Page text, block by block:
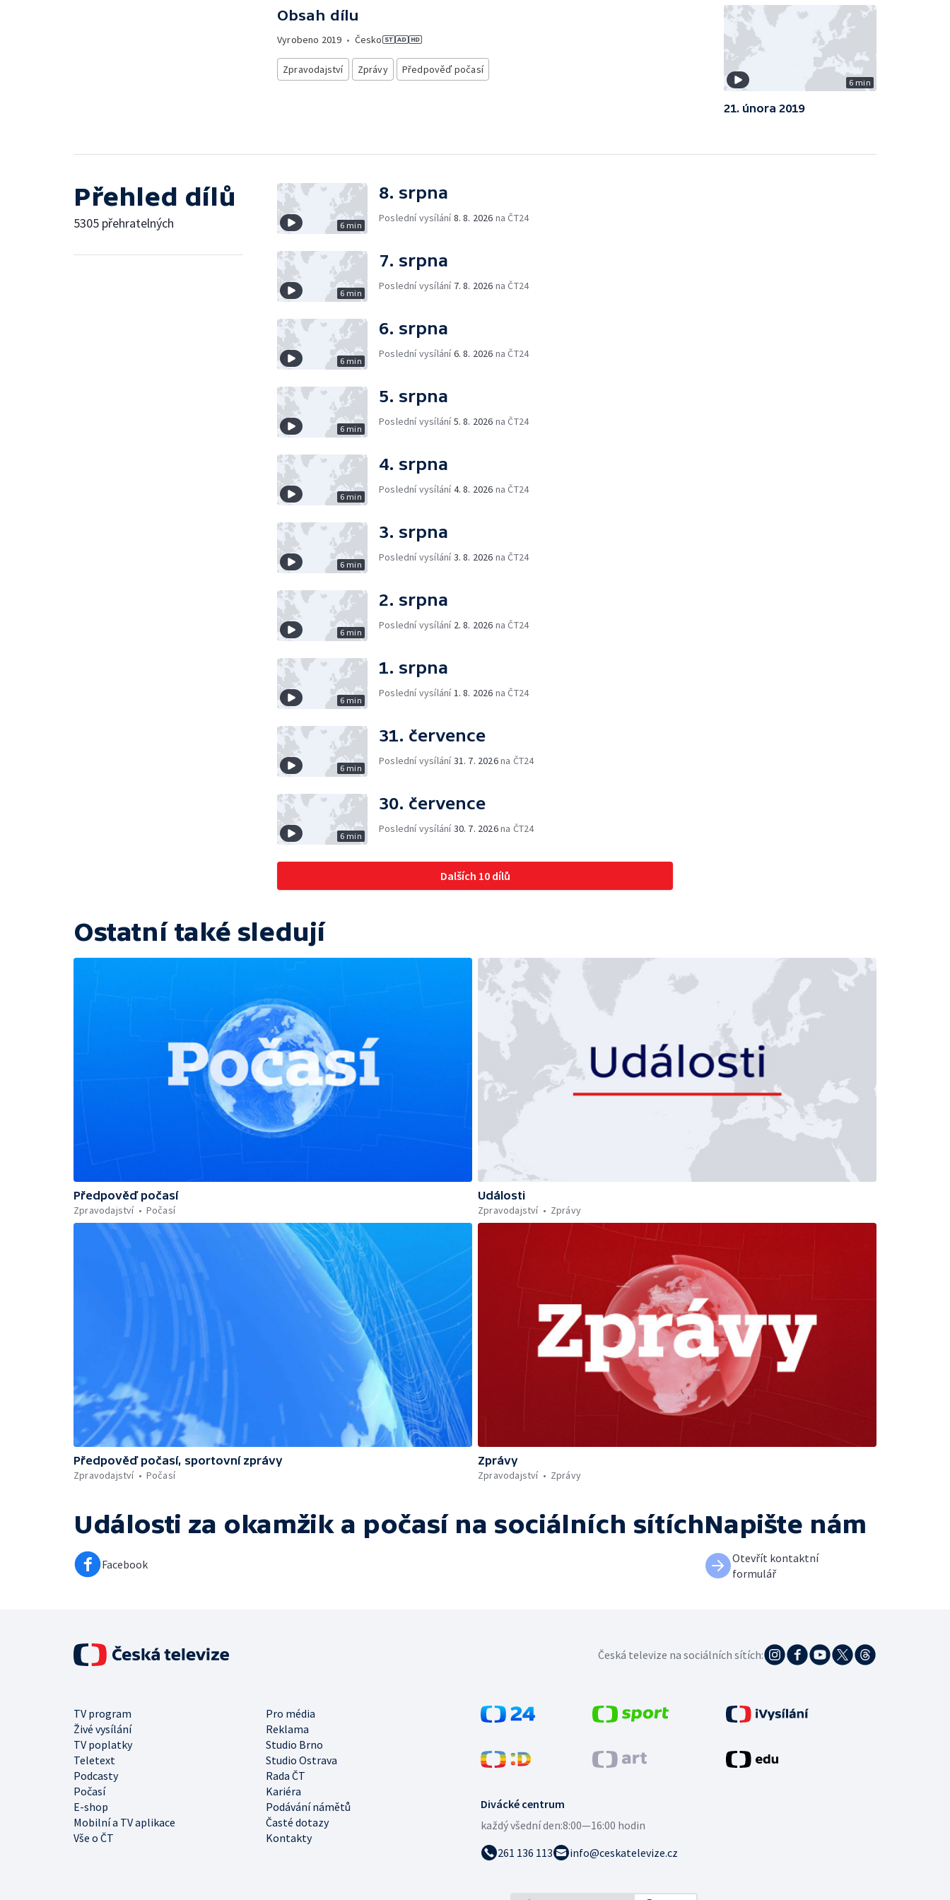
Obsah dílu
Vyrobeno 2019 • Česko
Zpravodajství Zprávy Předpověď počasí
6 min
21. února 2019
Přehled dílů
5305 přehratelných 6 min
8. srpna
Poslední vysílání8. 8. 2026 na ČT24
6 min
7. srpna
Poslední vysílání 7. 8. 2026 na ČT24
6 min
6. srpna
Poslední vysílání6. 8. 2026 na ČT24
6 min
5. srpna
Poslední vysílání5. 8. 2026 na ČT24
6 min
4. srpna
Poslední vysílání4. 8. 2026 na ČT24
6 min
3. srpna
Poslední vysílání3. 8. 2026 na ČT24
6 min
2. srpna
Poslední vysílání 2. 8. 2026 na ČT24
6 min
1. srpna
Poslední vysílání 1. 8. 2026 na ČT24
6 min
31. července
Poslední vysílání31. 7. 2026na ČT24
6 min
30. července
Poslední vysílání30. 7. 2026na ČT24
Dalších 10 dílů
Ostatní také sledují
Předpověď počasí
Zpravodajství
Počasí
Události
Zpravodajství
Zprávy
Předpověď počasí, sportovní zprávy
Zpravodajství
Počasí
Zprávy
Zpravodajství
Zprávy
Události za okamžik a počasí na sociálních sítích
Facebook
Napište nám
Otevřít kontaktní
formulář
Divácké centrum
každý všední den:8:00—16:00 hodin
261 136 113
info@ceskatelevize.cz
TV program
Pro média
Živé vysílání
Reklama
TV poplatky
Studio Brno
Teletext
Studio Ostrava
Podcasty
Rada ČT
Počasí
Kariéra
E-shop
Podávání námětů
Mobilní a TV aplikace
Časté dotazy
Vše o ČT
Kontakty
Česká televize na sociálních sítích: